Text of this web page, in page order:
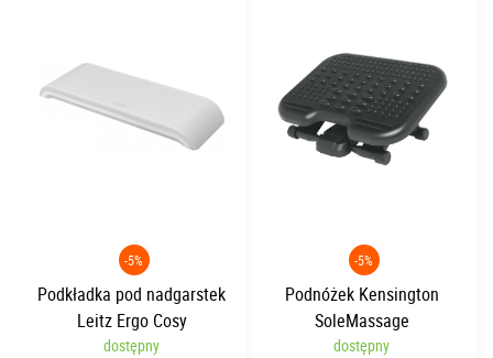
-5%
Podkładka pod nadgarstek
Leitz Ergo Cosy
dostępny
-5%
Podnóżek Kensington
SoleMassage
dostępny